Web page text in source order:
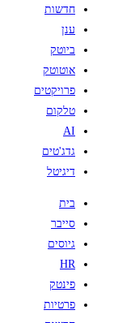
חדשות
ענן
ביוטק
אוטוטק
פרויקטים
טלקום
AI
גדג'טים
דיגיטל
בית
סייבר
גיוסים
HR
פינטק
פרטיות